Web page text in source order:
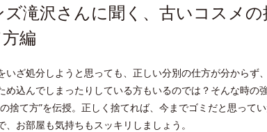
滝沢さんに聞く、古いコスメ
編
いざ処分しようと思っても、正しい分別の仕方が分からず
め込んでしまったりしている方もいるのでは？そんな時の
捨て方”を伝授。正しく捨てれば、今までゴミだと思って
、お部屋も気持ちもスッキリしましょう。